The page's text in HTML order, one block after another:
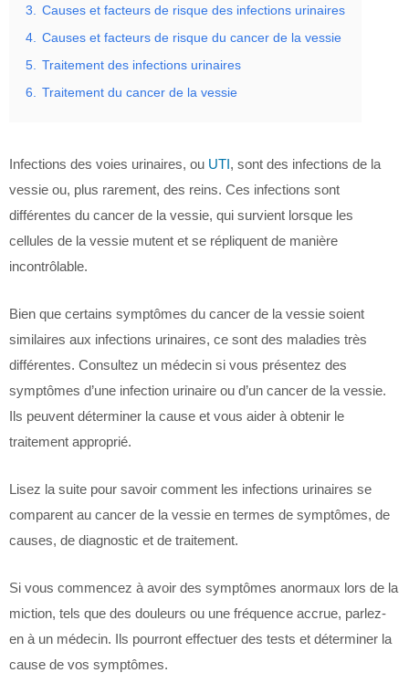
3. Causes et facteurs de risque des infections urinaires
4. Causes et facteurs de risque du cancer de la vessie
5. Traitement des infections urinaires
6. Traitement du cancer de la vessie
Infections des voies urinaires, ou UTI, sont des infections de la
vessie ou, plus rarement, des reins. Ces infections sont
différentes du cancer de la vessie, qui survient lorsque les
cellules de la vessie mutent et se répliquent de manière
incontrôlable.
Bien que certains symptômes du cancer de la vessie soient
similaires aux infections urinaires, ce sont des maladies très
différentes. Consultez un médecin si vous présentez des
symptômes d’une infection urinaire ou d’un cancer de la vessie.
Ils peuvent déterminer la cause et vous aider à obtenir le
traitement approprié.
Lisez la suite pour savoir comment les infections urinaires se
comparent au cancer de la vessie en termes de symptômes, de
causes, de diagnostic et de traitement.
Si vous commencez à avoir des symptômes anormaux lors de la
miction, tels que des douleurs ou une fréquence accrue, parlez-
en à un médecin. Ils pourront effectuer des tests et déterminer la
cause de vos symptômes.